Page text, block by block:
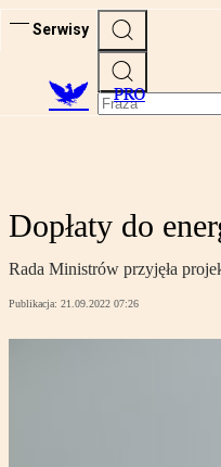
Serwisy
PRO
Dopłaty do
Rada Ministrów przyjęła
Publikacja: 21.09.2022 07:26